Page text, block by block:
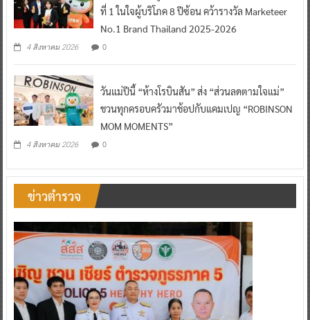
ที่ 1 ในใจผู้บริโภค 8 ปีซ้อน คว้ารางวัล Marketeer
No.1 Brand Thailand 2025-2026
4 สิงหาคม 2026 0
วันแม่ปีนี้ “ห้างโรบินสัน” ส่ง “ส่วนลดตามใจแม่”
ชวนทุกครอบครัวมาช้อปกับแคมเปญ “ROBINSON
MOM MOMENTS”
4 สิงหาคม 2026 0
ข่าวตำรวจ